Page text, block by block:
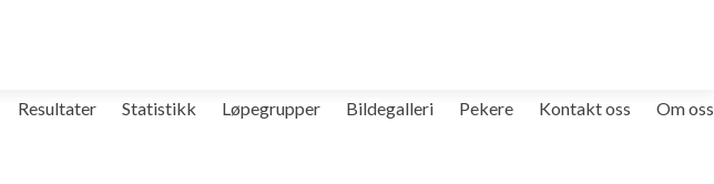
Resultater Statistikk Løpegrupper Bildegalleri Pekere Kontakt oss Om oss